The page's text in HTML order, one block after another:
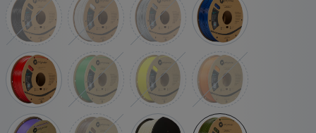
Vejrbestandig
Meget gode mekaniske egenskaber